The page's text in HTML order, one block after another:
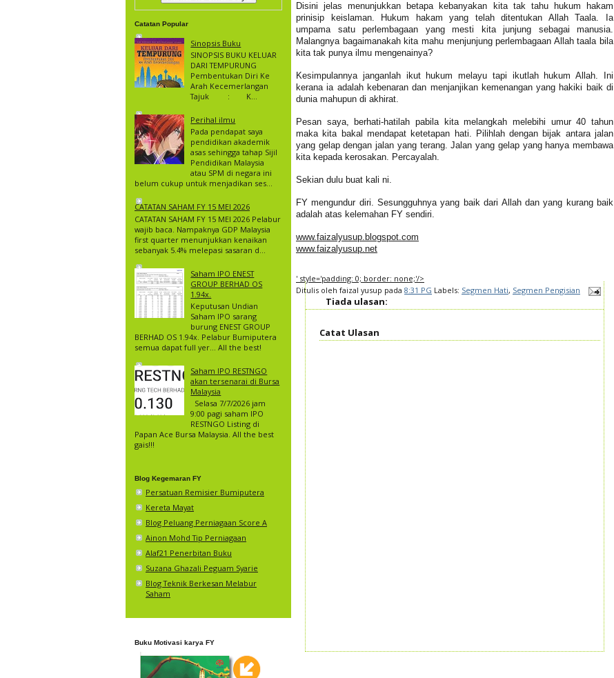
Catatan Popular
Sinopsis Buku
SINOPSIS BUKU KELUAR
DARI TEMPURUNG
Pembentukan Diri Ke
Arah Kecemerlangan
Tajuk : K...
Perihal ilmu
Pada pendapat saya
pendidikan akademik
asas sehingga tahap Sijil
Pendidikan Malaysia
atau SPM di negara ini
belum cukup untuk menjadikan ses...
CATATAN SAHAM FY 15 MEI 2026
CATATAN SAHAM FY 15 MEI 2026 Pelabur
wajib baca. Nampaknya GDP Malaysia
first quarter menunjukkan kenaikan
sebanyak 5.4% melepasi sasaran d...
Saham IPO ENEST
GROUP BERHAD OS
1.94x.
Keputusan Undian
Saham IPO sarang
burung ENEST GROUP
BERHAD OS 1.94x. Pelabur Bumiputera
semua dapat full yer… All the best!
Saham IPO RESTNGO
akan tersenarai di Bursa
Malaysia
Selasa 7/7/2026 jam
9:00 pagi saham IPO
RESTNGO Listing di
Papan Ace Bursa Malaysia. All the best
gais!!!
Blog Kegemaran FY
Persatuan Remisier Bumiputera
Kereta Mayat
Blog Peluang Perniagaan Score A
Ainon Mohd Tip Perniagaan
Alaf21 Penerbitan Buku
Suzana Ghazali Peguam Syarie
Blog Teknik Berkesan Melabur
Saham
Buku Motivasi karya FY
Disini jelas menunjukkan betapa kebanyakan kita tak tahu hukum hakam
prinisip keislaman. Hukum hakam yang telah ditentukan Allah Taala. Ia
umpama satu perlembagaan yang mesti kita junjung sebagai manusia.
Malangnya bagaimanakah kita mahu menjunjung perlembagaan Allah taala bila
kita tak punya ilmu mengenainya?
Kesimpulannya janganlah ikut hukum melayu tapi ikutlah hukum Allah. Ini
kerana ia adalah kebenaran dan menjanjikan kemenangan yang hakiki baik di
dunia mahupun di akhirat.
Pesan saya, berhati-hatilah pabila kita melangkah melebihi umur 40 tahun
maka kita bakal mendapat ketetapan hati. Pilihlah dengan bijak antara jalan
yang gelap dengan jalan yang terang. Jalan yang gelap yang hanya membawa
kita kepada kerosakan. Percayalah.
Sekian dulu buat kali ni.
FY mengundur diri. Sesungguhnya yang baik dari Allah dan yang kurang baik
adalah atas kelemahan FY sendiri.
www.faizalyusup.blogspot.com
www.faizalyusup.net
' style='padding: 0; border: none;'/>
Ditulis oleh faizal yusup pada 8:31 PG Labels: Segmen Hati, Segmen Pengisian
Tiada ulasan:
Catat Ulasan